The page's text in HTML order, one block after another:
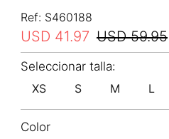
Ref: S460188
USD 59.95
USD 41.97
XS S M L
Color